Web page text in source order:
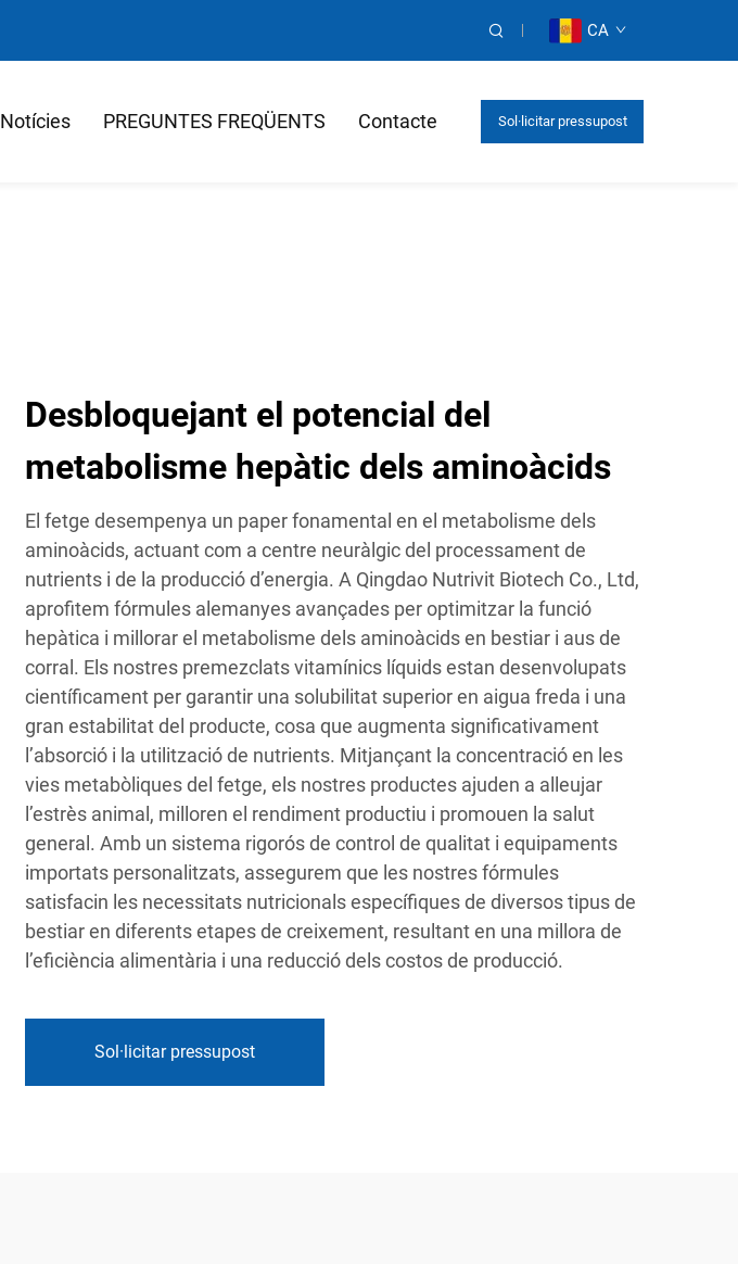
CA
Notícies PREGUNTES FREQÜENTS Contacte Sol·licitar pressupost
Desbloquejant el potencial del
metabolisme hepàtic dels aminoàcids
El fetge desempenya un paper fonamental en el metabolisme dels
aminoàcids, actuant com a centre neuràlgic del processament de
nutrients i de la producció d’energia. A Qingdao Nutrivit Biotech Co., Ltd,
aprofitem fórmules alemanyes avançades per optimitzar la funció
hepàtica i millorar el metabolisme dels aminoàcids en bestiar i aus de
corral. Els nostres premezclats vitamínics líquids estan desenvolupats
científicament per garantir una solubilitat superior en aigua freda i una
gran estabilitat del producte, cosa que augmenta significativament
l’absorció i la utilització de nutrients. Mitjançant la concentració en les
vies metabòliques del fetge, els nostres productes ajuden a alleujar
l’estrès animal, milloren el rendiment productiu i promouen la salut
general. Amb un sistema rigorós de control de qualitat i equipaments
importats personalitzats, assegurem que les nostres fórmules
satisfacin les necessitats nutricionals específiques de diversos tipus de
bestiar en diferents etapes de creixement, resultant en una millora de
l’eficiència alimentària i una reducció dels costos de producció.
Sol·licitar pressupost